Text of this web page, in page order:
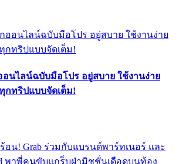
อนไลน์ฉบับมือโปร อยู่สบาย ใช้งานง่าย
กทริปแบบจัดเต็ม!